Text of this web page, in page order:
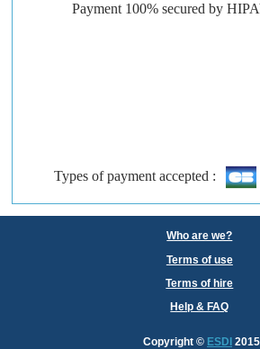
Payment 100% secured by
Types of payment accepted :
Who are we?
Terms of use
Terms of hire
Help & FAQ
Copyright © ESDI 2015